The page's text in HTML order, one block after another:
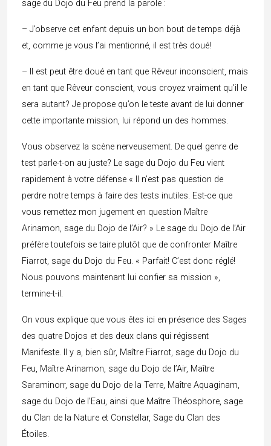
sage du Dojo du Feu prend la parole :
– J’observe cet enfant depuis un bon bout de temps déjà
et, comme je vous l’ai mentionné, il est très doué!
– Il est peut être doué en tant que Rêveur inconscient, mais
en tant que Rêveur conscient, vous croyez vraiment qu’il le
sera autant? Je propose qu’on le teste avant de lui donner
cette importante mission, lui répond un des hommes.
Vous observez la scène nerveusement. De quel genre de
test parle-t-on au juste? Le sage du Dojo du Feu vient
rapidement à votre défense « Il n’est pas question de
perdre notre temps à faire des tests inutiles. Est-ce que
vous remettez mon jugement en question Maître
Arinamon, sage du Dojo de l’Air? » Le sage du Dojo de l’Air
préfère toutefois se taire plutôt que de confronter Maître
Fiarrot, sage du Dojo du Feu. « Parfait! C’est donc réglé!
Nous pouvons maintenant lui confier sa mission »,
termine-t-il.
On vous explique que vous êtes ici en présence des Sages
des quatre Dojos et des deux clans qui régissent
Manifeste. Il y a, bien sûr, Maître Fiarrot, sage du Dojo du
Feu, Maître Arinamon, sage du Dojo de l’Air, Maître
Saraminorr, sage du Dojo de la Terre, Maître Aquaginam,
sage du Dojo de l’Eau, ainsi que Maître Théosphore, sage
du Clan de la Nature et Constellar, Sage du Clan des
Étoiles.